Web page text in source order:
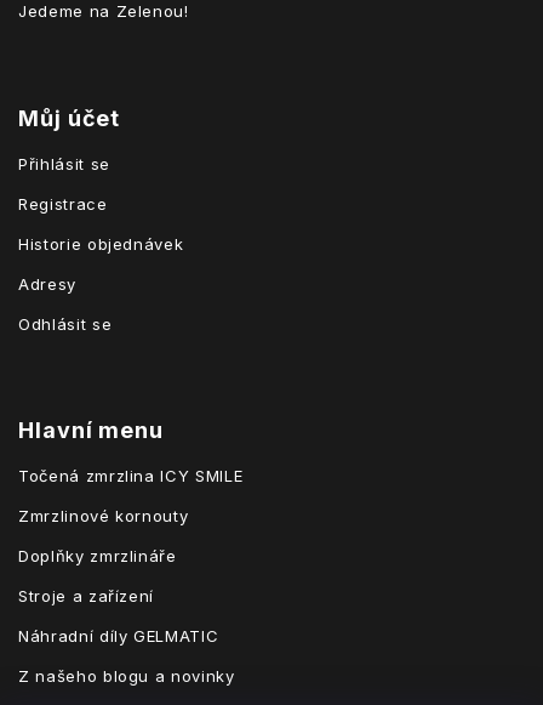
Jedeme na Zelenou!
Můj účet
Přihlásit se
Registrace
Historie objednávek
Adresy
Odhlásit se
Hlavní menu
Točená zmrzlina ICY SMILE
Zmrzlinové kornouty
Doplňky zmrzlináře
Stroje a zařízení
Náhradní díly GELMATIC
Z našeho blogu a novinky